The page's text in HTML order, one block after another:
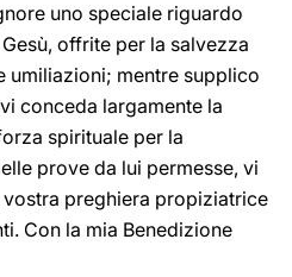
uno speciale riguardo
offrite per la salvezza
umiliazioni; mentre supplico
conceda largamente la
spirituale per la
prove da lui permesse, vi
preghiera propiziatrice
Con la mia Benedizione